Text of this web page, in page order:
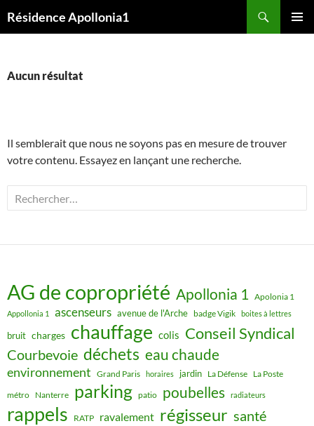
auRésidence Apollonia1
Aucun résultat
Il semblerait que nous ne soyons pas en mesure de trouver
votre contenu. Essayez en lançant une recherche.
Rechercher :
AG de copropriété Apollonia 1 Apolonia 1
Appollonia 1 ascenseurs avenue de l'Arche badge Vigik boites à lettres
bruit charges chauffage colis Conseil Syndical
Courbevoie déchets eau chaude
environnement Grand Paris horaires jardin La Défense La Poste
métro Nanterre parking patio poubelles radiateurs
rappels RATP ravalement régisseur santé